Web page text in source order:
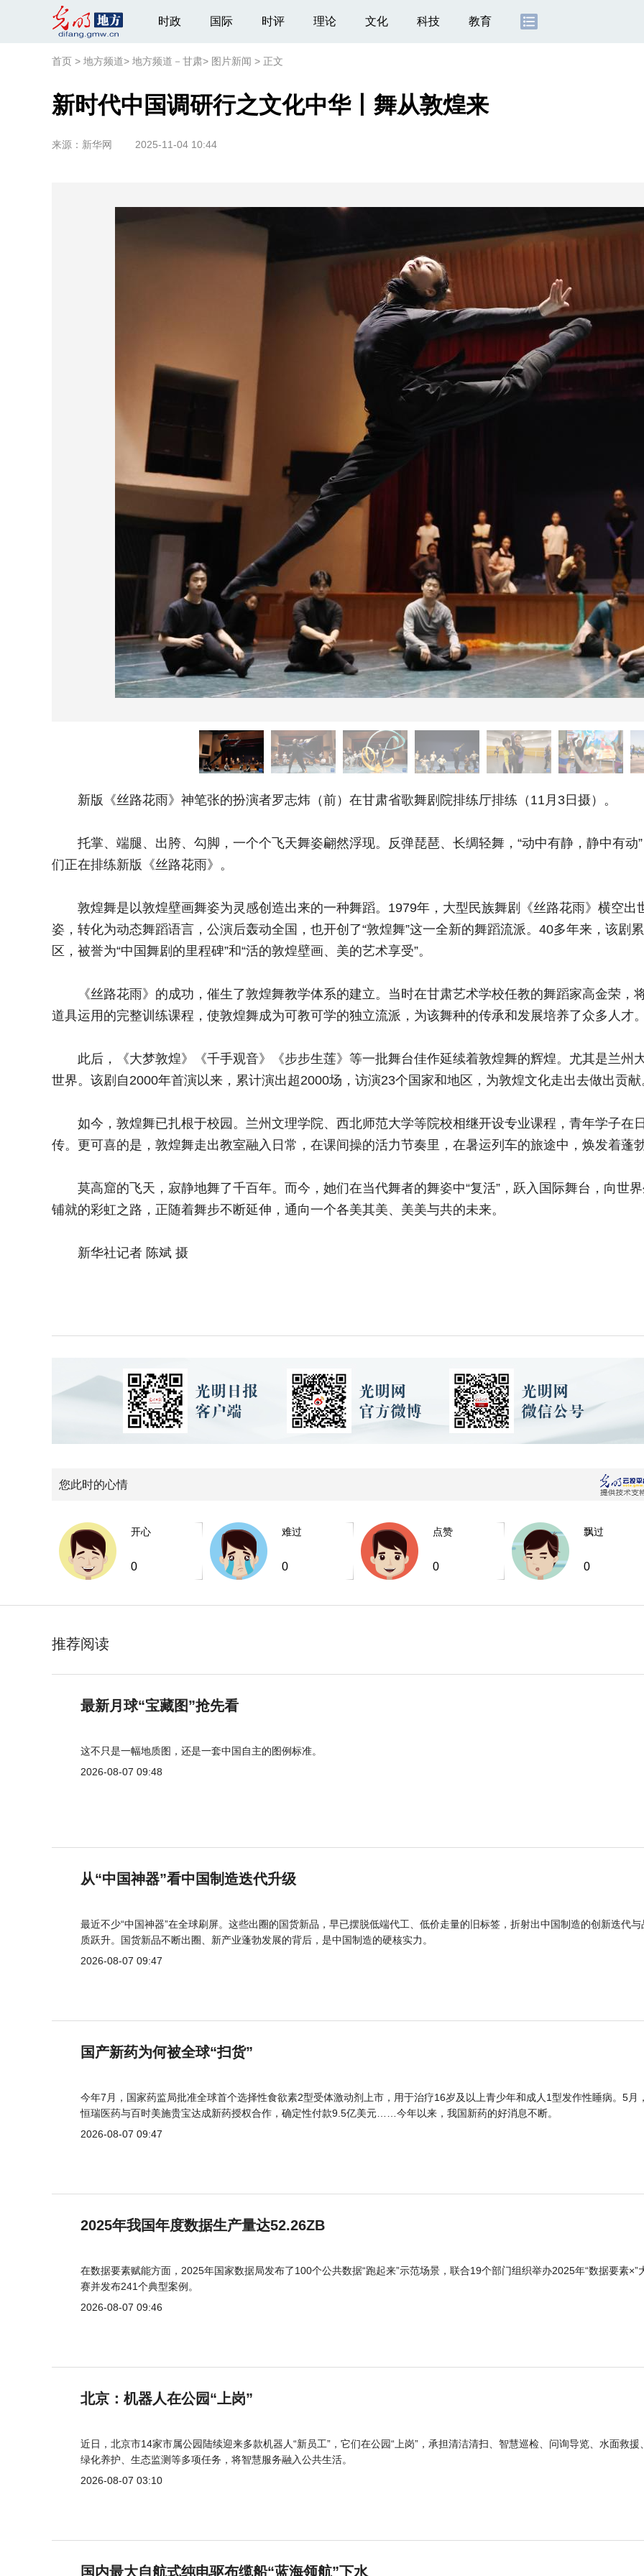
时政 国际 时评 理论 文化 科技 教育
首页 > 地方频道> 地方频道－甘肃> 图片新闻 > 正文
新时代中国调研行之文化中华丨舞从敦煌来
来源： 新华网 2025-11-04 10:44
新版《丝路花雨》神笔张的扮演者罗志炜（前）在甘肃省歌舞剧院排练厅排练（11月3日摄）。
托掌、端腿、出胯、勾脚，一个个飞天舞姿翩然浮现。反弹琵琶、长绸轻舞，“动中有静，静中有动
们正在排练新版《丝路花雨》。
敦煌舞是以敦煌壁画舞姿为灵感创造出来的一种舞蹈。1979年，大型民族舞剧《丝路花雨》横空出
姿，转化为动态舞蹈语言，公演后轰动全国，也开创了“敦煌舞”这一全新的舞蹈流派。40多年来，该剧
区，被誉为“中国舞剧的里程碑”和“活的敦煌壁画、美的艺术享受”。
《丝路花雨》的成功，催生了敦煌舞教学体系的建立。当时在甘肃艺术学校任教的舞蹈家高金荣，
道具运用的完整训练课程，使敦煌舞成为可教可学的独立流派，为该舞种的传承和发展培养了众多人才
此后，《大梦敦煌》《千手观音》《步步生莲》等一批舞台佳作延续着敦煌舞的辉煌。尤其是兰州
世界。该剧自2000年首演以来，累计演出超2000场，访演23个国家和地区，为敦煌文化走出去做出贡献
如今，敦煌舞已扎根于校园。兰州文理学院、西北师范大学等院校相继开设专业课程，青年学子在
传。更可喜的是，敦煌舞走出教室融入日常，在课间操的活力节奏里，在暑运列车的旅途中，焕发着蓬
莫高窟的飞天，寂静地舞了千百年。而今，她们在当代舞者的舞姿中“复活”，跃入国际舞台，向世
铺就的彩虹之路，正随着舞步不断延伸，通向一个各美其美、美美与共的未来。
新华社记者 陈斌 摄
您此时的心情
开心
0
难过
0
点赞
0
飘过
0
推荐阅读
最新月球“宝藏图”抢先看
这不只是一幅地质图，还是一套中国自主的图例标准。
2026-08-07 09:48
从“中国神器”看中国制造迭代升级
最近不少“中国神器”在全球刷屏。这些出圈的国货新品，早已摆脱低端代工、低价走量的旧标签，折射出中国制造的创新迭代与
质跃升。国货新品不断出圈、新产业蓬勃发展的背后，是中国制造的硬核实力。
2026-08-07 09:47
国产新药为何被全球“扫货”
今年7月，国家药监局批准全球首个选择性食欲素2型受体激动剂上市，用于治疗16岁及以上青少年和成人1型发作性睡病。5月
恒瑞医药与百时美施贵宝达成新药授权合作，确定性付款9.5亿美元……今年以来，我国新药的好消息不断。
2026-08-07 09:47
2025年我国年度数据生产量达52.26ZB
在数据要素赋能方面，2025年国家数据局发布了100个公共数据“跑起来”示范场景，联合19个部门组织举办2025年“数据要素×”
赛并发布241个典型案例。
2026-08-07 09:46
北京：机器人在公园“上岗”
近日，北京市14家市属公园陆续迎来多款机器人“新员工”，它们在公园“上岗”，承担清洁清扫、智慧巡检、问询导览、水面救援
绿化养护、生态监测等多项任务，将智慧服务融入公共生活。
2026-08-07 03:10
国内最大自航式纯电驱布缆船“蓝海领航”下水